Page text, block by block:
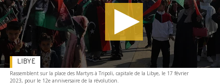
Rassemblent sur la place des Martyrs à Tripoli, capitale de la Libye, le 17 février
2023, pour le 12e anniversaire de la révolution.
LIBYE